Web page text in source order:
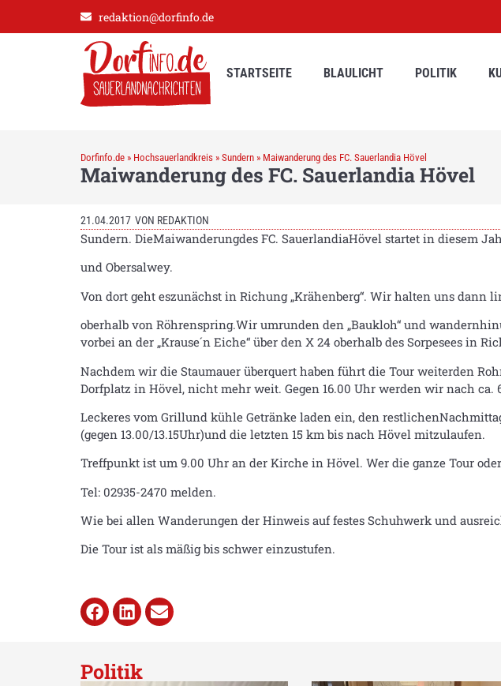
redaktion@dorfinfo.de
STARTSEITE BLAULICHT POLITIK
Dorfinfo.de » Hochsauerlandkreis » Sundern » Maiwanderung des FC. Sauerlandia Hövel
Maiwanderung des FC. Sauerlandia Hövel
21.04.2017 VON REDAKTION
Sundern. DieMaiwanderungdes FC. SauerlandiaHövel startet in diesem
und Obersalwey.
Von dort geht eszunächst in Richung „Krähenberg“. Wir halten uns dann
oberhalb von Röhrenspring.Wir umrunden den „Baukloh“ und
vorbei an der „Krause´n Eiche“ über den X 24 oberhalb des Sorpesees in
Nachdem wir die Staumauer überquert haben führt die Tour weiterden
Dorfplatz in Hövel, nicht mehr weit. Gegen 16.00 Uhr werden wir nach
Leckeres vom Grillund kühle Getränke laden ein, den
(gegen 13.00/13.15Uhr)und die letzten 15 km bis nach Hövel mitzulaufen.
Treffpunkt ist um 9.00 Uhr an der Kirche in Hövel. Wer die ganze Tour
Tel: 02935-2470 melden.
Wie bei allen Wanderungen der Hinweis auf festes Schuhwerk und
Die Tour ist als mäßig bis schwer einzustufen.
Politik